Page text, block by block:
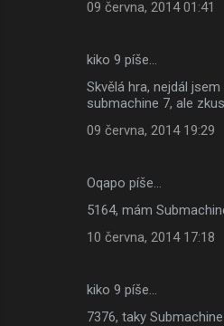
09 června, 2014 01:41
kiko 9 píše…
Skvělá hra, nejdál
submachine 7, ale
09 června, 2014 19:29
Oqapo píše…
5164, mám
10 června, 2014 17:18
kiko 9 píše…
7376, taky